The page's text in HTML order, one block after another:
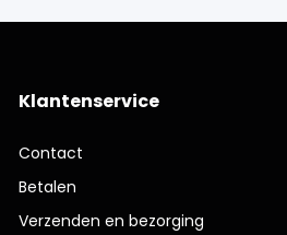
Klantenservice
Contact
Betalen
Verzenden en bezorging